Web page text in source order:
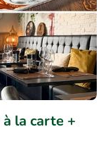
la carte +